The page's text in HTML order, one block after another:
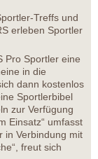
Treffs und
erleben Sportler
Pro Sportler eine
in die
dann kostenlos
Sportlerbibel
zur Verfügung
Einsatz“ umfasst
in Verbindung mit
freut sich